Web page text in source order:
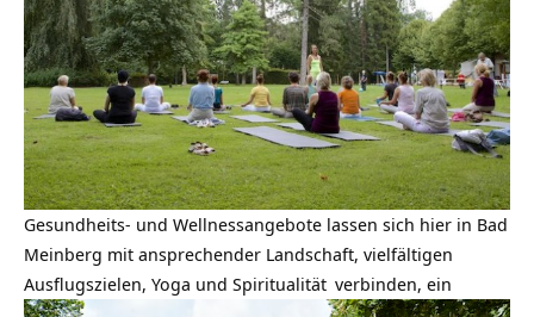
Gesundheits- und Wellnessangebote lassen sich hier in Bad
Meinberg mit ansprechender Landschaft, vielfältigen
Ausflugszielen, Yoga und Spiritualität verbinden, ein